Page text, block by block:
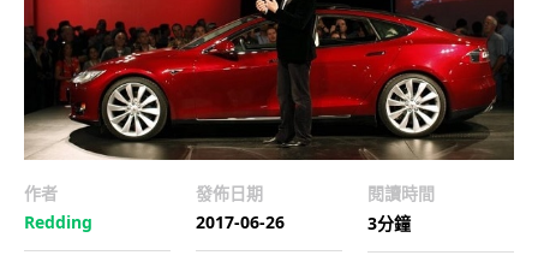
作者
Redding
發佈日期
2017-06-26
閱讀時間
3分鐘